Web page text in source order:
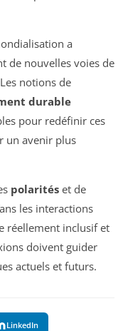
a
de nouvelles voies de
notions de
durable
pour redéfinir ces
un avenir plus
polarités et de
les interactions
réellement inclusif et
doivent guider
actuels et futurs.
LinkedIn